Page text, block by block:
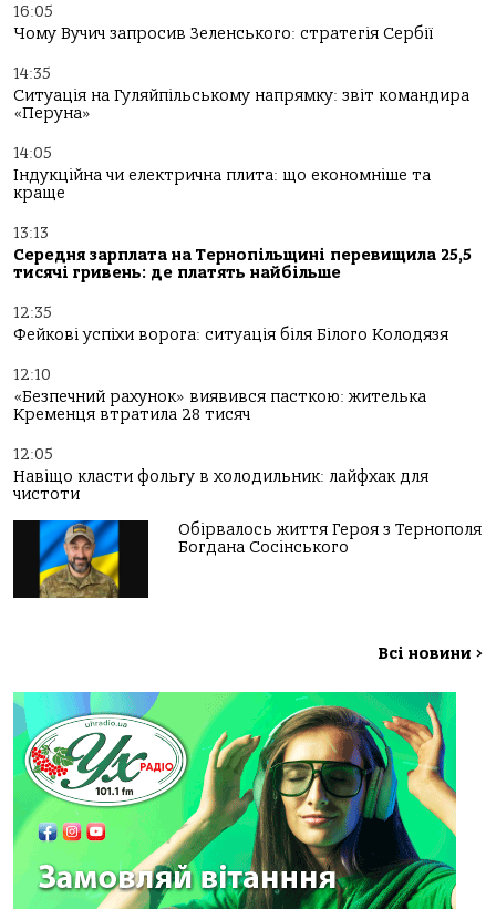
16:05
Чому Вучич запросив Зеленського: стратегія Сербії
14:35
Ситуація на Гуляйпільському напрямку: звіт командира
«Перуна»
14:05
Індукційна чи електрична плита: що економніше та
краще
13:13
Середня зарплата на Тернопільщині перевищила 25,5
тисячі гривень: де платять найбільше
12:35
Фейкові успіхи ворога: ситуація біля Білого Колодязя
12:10
«Безпечний рахунок» виявився пасткою: жителька
Кременця втратила 28 тисяч
12:05
Навіщо класти фольгу в холодильник: лайфхак для
чистоти
Обірвалось життя Героя з Тернополя
Богдана Сосінського
Всі новини >